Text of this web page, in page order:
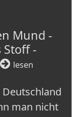
Mund -
Stoff -
lesen
man nicht